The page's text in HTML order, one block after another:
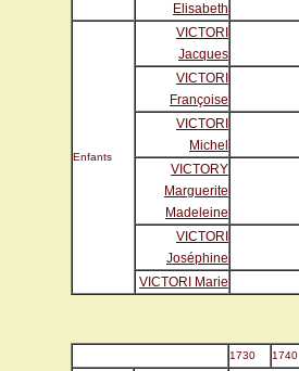
Elisabeth
Enfants
VICTORI
Jacques
VICTORI
Françoise
VICTORI
Michel
VICTORY
Marguerite
Madeleine
VICTORI
Joséphine
VICTORI Marie
1730 1740